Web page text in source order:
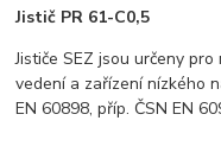
Jistič PR 61-C0,5
Jističe SEZ jsou určeny
vedení a zařízení nízkého
EN 60898, příp. ČSN EN